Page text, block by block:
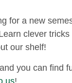
for a new
clever tricks
our shelf!
you can find